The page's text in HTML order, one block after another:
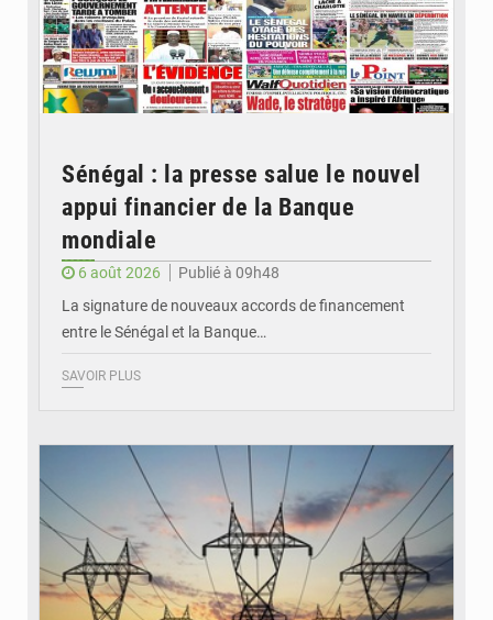
Sénégal : la presse salue le nouvel
appui financier de la Banque
mondiale
6 août 2026
Publié à 09h48
La signature de nouveaux accords de financement
entre le Sénégal et la Banque…
SAVOIR PLUS